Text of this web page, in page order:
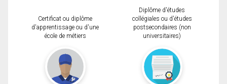
Certificat ou diplôme
d'apprentissage ou d'une
école de métiers
Diplôme d'études
collégiales ou d'études
postsecondaires (non
universitaires)